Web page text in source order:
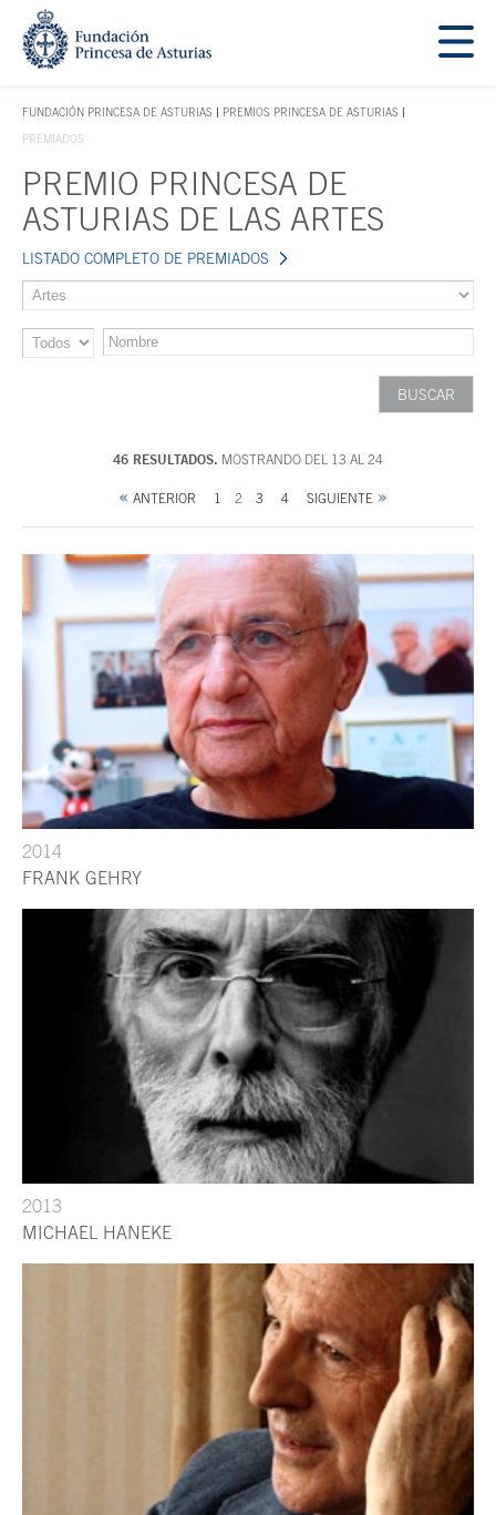
Saltar navegación. Ir directamente al contenido principal
FUNDACIÓN PRINCESA DE ASTURIAS
TECLA DE ACCESO 1
PREMIOS PRINCESA DE ASTURIAS
PREMIADOS
Contenido principal
PREMIO PRINCESA DE
ASTURIAS DE LAS ARTES
LISTADO COMPLETO DE PREMIADOS
46 RESULTADOS. MOSTRANDO DEL 13 AL 24
ANTERIOR 1 2 3 4 SIGUIENTE
2014
FRANK GEHRY
2013
MICHAEL HANEKE